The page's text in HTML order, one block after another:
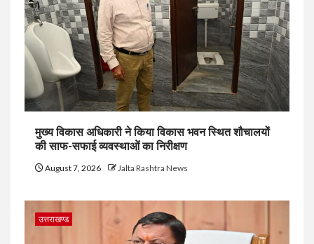
मुख्य विकास अधिकारी ने किया विकास भवन स्थित शौचालयों
की साफ-सफाई व्यवस्थाओं का निरीक्षण
August 7, 2026 Jalta Rashtra News
उत्तराखण्ड